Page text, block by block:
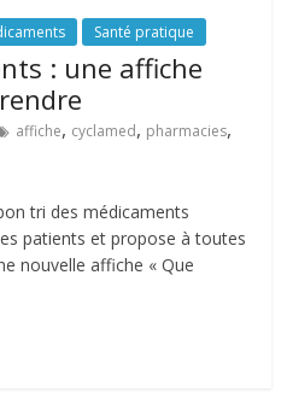
Santé pratique
: une affiche
affiche, cyclamed, pharmacies,
tri des médicaments
patients et propose à toutes
nouvelle affiche « Que